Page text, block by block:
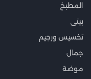
المطبخ
بيتى
تخسيس ورجيم
جمال
موضة